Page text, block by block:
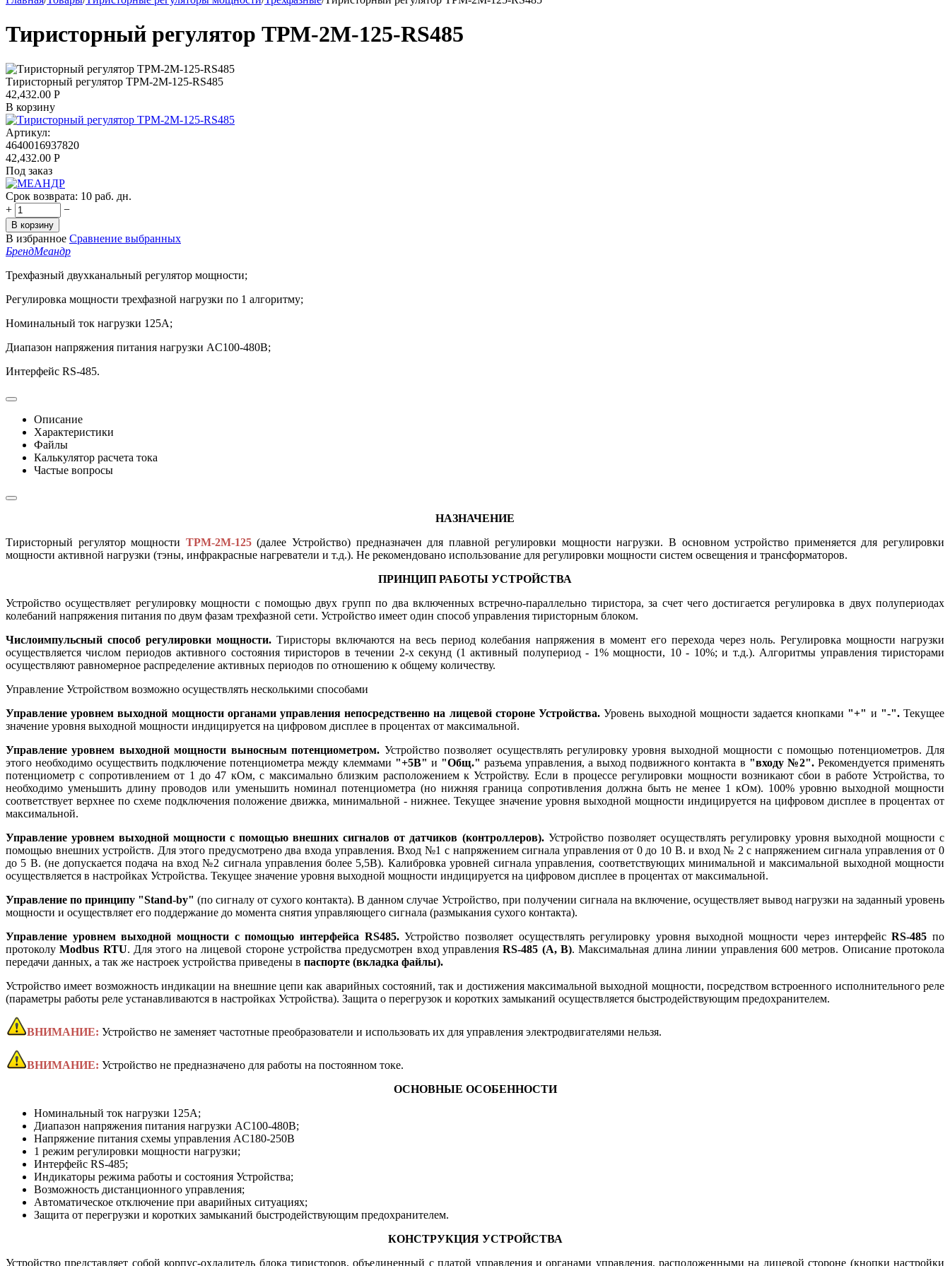
Тиристорный регулятор ТРМ-2М-125-RS485
Тиристорный регулятор ТРМ-2М-125-RS485
42,432.00 Р
В корзину
Артикул:
4640016937820
42,432.00 Р
Под заказ
Срок возврата: 10 раб. дн.
+
−
В корзину
В избранное Сравнение выбранных
БрендМеандр
Трехфазный двухканальный регулятор мощности;
Регулировка мощности трехфазной нагрузки по 1 алгоритму;
Номинальный ток нагрузки 125А;
Диапазон напряжения питания нагрузки AC100-480В;
Интерфейс RS-485.
Описание
Характеристики
Файлы
Калькулятор расчета тока
Частые вопросы
НАЗНАЧЕНИЕ
Тиристорный регулятор мощности ТРМ-2М-125(далее Устройство) предназначен для плавной регулировки мощности нагрузки. В основном устройство применяется для регулировки
мощности активной нагрузки (тэны, инфракрасные нагреватели и т.д.). Не рекомендовано использование для регулировки мощности систем освещения и трансформаторов.
ПРИНЦИП РАБОТЫ УСТРОЙСТВА
Устройство осуществляет регулировку мощности с помощью двух групп по два включенных встречно-параллельно тиристора, за счет чего достигается регулировка в двух полупериодах
колебаний напряжения питания по двум фазам трехфазной сети. Устройство имеет один способ управления тиристорным блоком.
Числоимпульсный способ регулировки мощности. Тиристоры включаются на весь период колебания напряжения в момент его перехода через ноль. Регулировка мощности нагрузки
осуществляется числом периодов активного состояния тиристоров в течении 2-х секунд (1 активный полупериод - 1% мощности, 10 - 10%; и т.д.). Алгоритмы управления тиристорами
осуществляют равномерное распределение активных периодов по отношению к общему количеству.
Управление Устройством возможно осуществлять несколькими способами
Управление уровнем выходной мощности органами управления непосредственно на лицевой стороне Устройства. Уровень выходной мощности задается кнопками "+" и "-".Текущее
значение уровня выходной мощности индицируется на цифровом дисплее в процентах от максимальной.
Управление уровнем выходной мощности выносным потенциометром. Устройство позволяет осуществлять регулировку уровня выходной мощности с помощью потенциометров. Для
этого необходимо осуществить подключение потенциометра между клеммами "+5В" и "Общ." разъема управления, а выход подвижного контакта в "входу №2". Рекомендуется применять
потенциометр с сопротивлением от 1 до 47 кОм, с максимально близким расположением к Устройству. Если в процессе регулировки мощности возникают сбои в работе Устройства, то
необходимо уменьшить длину проводов или уменьшить номинал потенциометра (но нижняя граница сопротивления должна быть не менее 1 кОм). 100% уровню выходной мощности
соответствует верхнее по схеме подключения положение движка, минимальной - нижнее. Текущее значение уровня выходной мощности индицируется на цифровом дисплее в процентах от
максимальной.
Управление уровнем выходной мощности с помощью внешних сигналов от датчиков (контроллеров).Устройство позволяет осуществлять регулировку уровня выходной мощности с
помощью внешних устройств. Для этого предусмотрено два входа управления. Вход №1 с напряжением сигнала управления от 0 до 10 В. и вход № 2 с напряжением сигнала управления от 0
до 5 В. (не допускается подача на вход №2 сигнала управления более 5,5В). Калибровка уровней сигнала управления, соответствующих минимальной и максимальной выходной мощности
осуществляется в настройках Устройства. Текущее значение уровня выходной мощности индицируется на цифровом дисплее в процентах от максимальной.
Управление по принципу "Stand-by"(по сигналу от сухого контакта). В данном случае Устройство, при получении сигнала на включение, осуществляет вывод нагрузки на заданный уровень
мощности и осуществляет его поддержание до момента снятия управляющего сигнала (размыкания сухого контакта).
Управление уровнем выходной мощности с помощью интерфейса RS485.Устройство позволяет осуществлять регулировку уровня выходной мощности через интерфейсRS-485 по
протоколуModbus RTU. Для этого на лицевой стороне устройства предусмотрен вход управленияRS-485 (A, B). Максимальная длина линии управления 600 метров. Описание протокола
передачи данных, а так же настроек устройства приведены в паспорте (вкладка файлы).
Устройство имеет возможность индикации на внешние цепи как аварийных состояний, так и достижения максимальной выходной мощности, посредством встроенного исполнительного реле
(параметры работы реле устанавливаются в настройках Устройства). Защита о перегрузок и коротких замыканий осуществляется быстродействующим предохранителем.
ВНИМАНИЕ: Устройство не заменяет частотные преобразователи и использовать их для управления электродвигателями нельзя.
ВНИМАНИЕ: Устройство не предназначено для работы на постоянном токе.
ОСНОВНЫЕ ОСОБЕННОСТИ
Номинальный ток нагрузки 125А;
Диапазон напряжения питания нагрузки AC100-480В;
Напряжение питания схемы управления AC180-250В
1 режим регулировки мощности нагрузки;
Интерфейс RS-485;
Индикаторы режима работы и состояния Устройства;
Возможность дистанционного управления;
Автоматическое отключение при аварийных ситуациях;
Защита от перегрузки и коротких замыканий быстродействующим предохранителем.
КОНСТРУКЦИЯ УСТРОЙСТВА
Устройство представляет собой корпус-охладитель блока тиристоров, объединенный с платой управления и органами управления, расположенными на лицевой стороне (кнопки настройки